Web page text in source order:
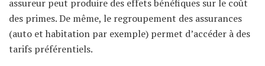
assureur peut produire des effets bénéfiques sur le coût
des primes. De même, le regroupement des assurances
(auto et habitation par exemple) permet d’accéder à des
tarifs préférentiels.